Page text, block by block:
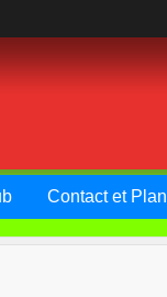
Contact et Plan